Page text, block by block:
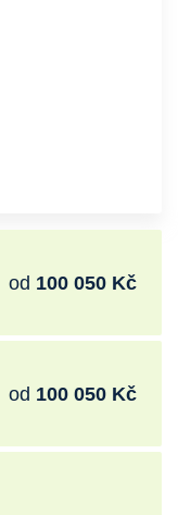
od 100 050 Kč
od 100 050 Kč